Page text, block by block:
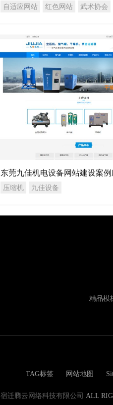
自适应网站 红色网站 武术协会
东莞九佳机电设备网站建设案例
压缩机 九佳设备
精品模
网站地图
TAG标签
宿迁腾云网络科技有限公司 ALL